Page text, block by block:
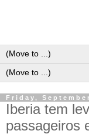
Friday,
Iberia tem
passageiros